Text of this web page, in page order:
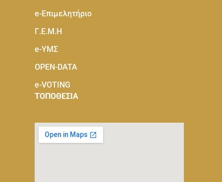
e-Eπιμελητήριο
Γ.Ε.Μ.Η
e-ΥΜΣ
OPEN-DATA
e-VOTING
ΤΟΠΟΘΕΣΙΑ